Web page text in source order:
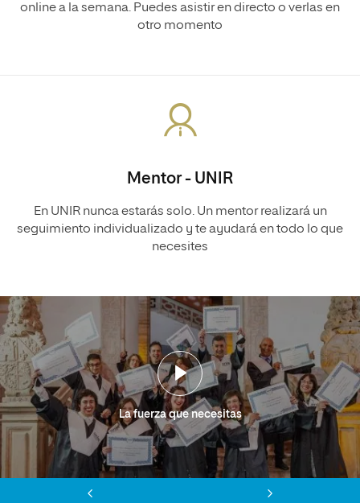
online a la semana. Puedes asistir en directo o verlas en
otro momento
Mentor - UNIR
En UNIR nunca estarás solo. Un mentor realizará un
seguimiento individualizado y te ayudará en todo lo que
necesites
La fuerza que necesitas